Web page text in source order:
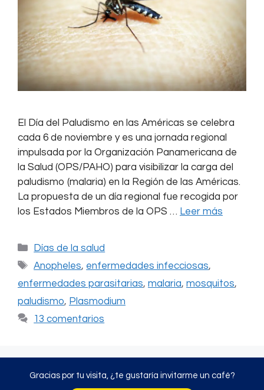
El Día del Paludismo en las Américas se celebra
cada 6 de noviembre y es una jornada regional
impulsada por la Organización Panamericana de
la Salud (OPS/PAHO) para visibilizar la carga del
paludismo (malaria) en la Región de las Américas.
La propuesta de un día regional fue recogida por
los Estados Miembros de la OPS … Leer más
Categorías
Días de la salud
Etiquetas
Anopheles, enfermedades infecciosas,
enfermedades parasitarias, malaria, mosquitos,
paludismo, Plasmodium
13 comentarios
Gracias por tu visita, ¿te gustaría invitarme un café?